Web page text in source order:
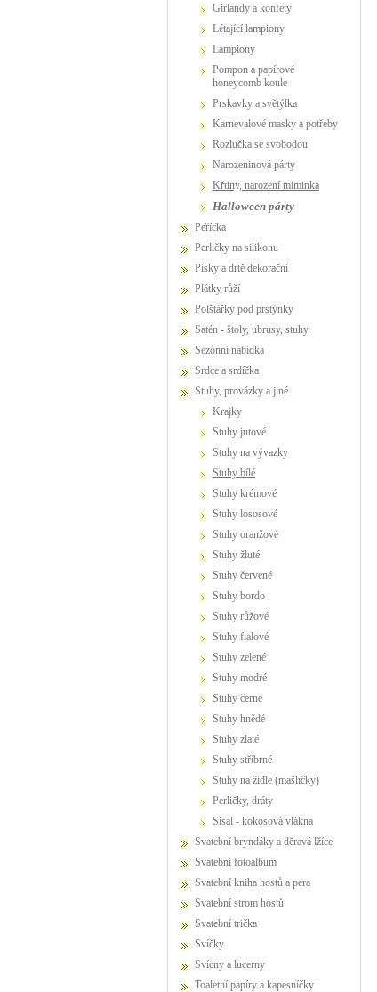
girlandy a konfety
létající lampiony
lampiony
pompon a papírové
honeycomb koule
prskavky a světýlka
karnevalové masky a potřeby
Rozlučka se svobodou
narozeninová párty
křtiny, narození miminka
Halloween párty
Peříčka
Perličky na silikonu
Písky a drtě dekorační
Plátky růží
Polštářky pod prstýnky
Satén - štoly, ubrusy, stuhy
Sezónní nabídka
Srdce a srdíčka
Stuhy, provázky a jiné
krajky
stuhy jutové
stuhy na vývazky
stuhy bílé
stuhy krémové
stuhy lososové
stuhy oranžové
stuhy žluté
stuhy červené
stuhy bordo
stuhy růžové
stuhy fialové
stuhy zelené
stuhy modré
stuhy černé
stuhy hnědé
stuhy zlaté
stuhy stříbrné
Stuhy na židle (mašličky)
perličky, dráty
sisal - kokosová vlákna
Svatební bryndáky a děravá lžíce
Svatební fotoalbum
Svatební kniha hostů a pera
Svatební strom hostů
Svatební trička
Svíčky
Svícny a lucerny
Toaletní papíry a kapesníčky